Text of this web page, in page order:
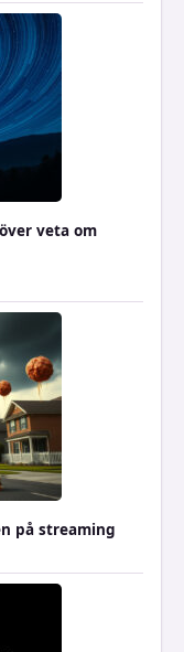
veta om
på streaming